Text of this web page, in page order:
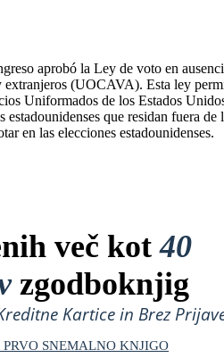
aprobó la Ley de voto en
extranjeros (UOCAVA). Esta ley
Uniformados de los Estados
estadounidenses que residan fuera de
en las elecciones estadounidenses.
več kot40
zgodboknjig
Kartice in Brez
SNEMALNO KNJIGO